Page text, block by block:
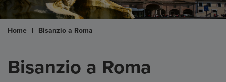
Home | Bisanzio a Roma
Bisanzio a Roma